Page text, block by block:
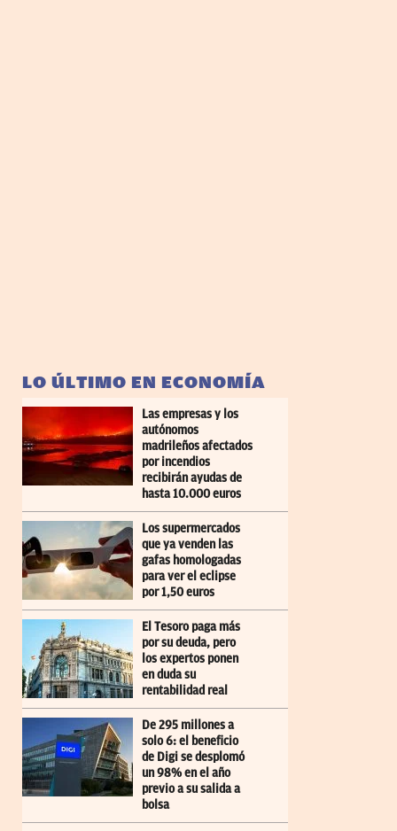
LO ÚLTIMO EN ECONOMÍA
Las empresas y los
autónomos
madrileños afectados
por incendios
recibirán ayudas de
hasta 10.000 euros
Los supermercados
que ya venden las
gafas homologadas
para ver el eclipse
por 1,50 euros
El Tesoro paga más
por su deuda, pero
los expertos ponen
en duda su
rentabilidad real
De 295 millones a
solo 6: el beneficio
de Digi se desplomó
un 98% en el año
previo a su salida a
bolsa